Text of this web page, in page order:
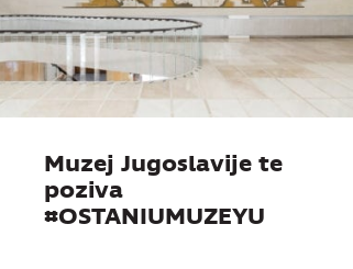
Muzej Jugoslavije te
poziva
#OSTANIUMUZEYU